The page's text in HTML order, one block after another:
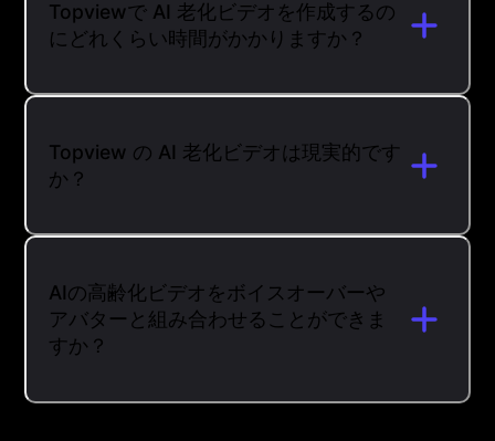
Topviewで AI 老化ビデオを作成するの
にどれくらい時間がかかりますか？
Topview の AI 老化ビデオは現実的です
か？
AIの高齢化ビデオをボイスオーバーや
アバターと組み合わせることができま
すか？